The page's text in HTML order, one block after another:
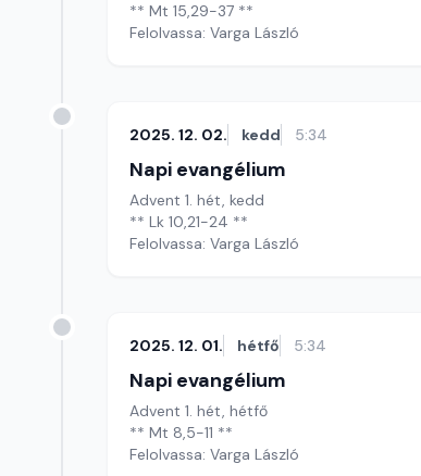
** Mt 15,29-37 **
Felolvassa: Varga László
2025. 12. 02. kedd 5:34
Napi evangélium
Advent 1. hét, kedd
** Lk 10,21-24 **
Felolvassa: Varga László
2025. 12. 01. hétfő 5:34
Napi evangélium
Advent 1. hét, hétfő
** Mt 8,5-11 **
Felolvassa: Varga László